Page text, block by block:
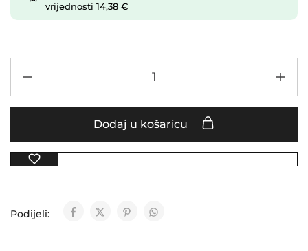
vrijednosti 14,38 €
Dodaj u košaricu
Podijeli: